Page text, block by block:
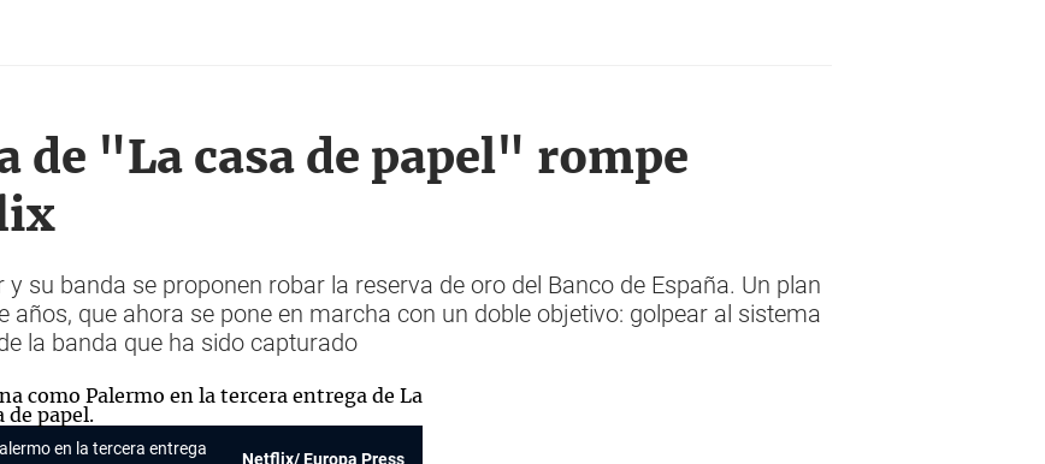
de "La casa de papel" rompe
su banda se proponen robar la reserva de oro del Banco de España. Un plan
años, que ahora se pone en marcha con un doble objetivo: golpear al sistema
la banda que ha sido capturado
en la tercera entrega
Netflix/ Europa Press